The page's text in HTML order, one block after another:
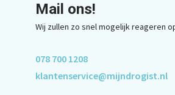
Mail ons!
Wij zullen zo snel mogelijk reageren
078 700 1208
klantenservice@mijndrogist.nl